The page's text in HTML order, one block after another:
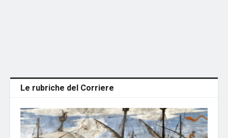
Le rubriche del Corriere